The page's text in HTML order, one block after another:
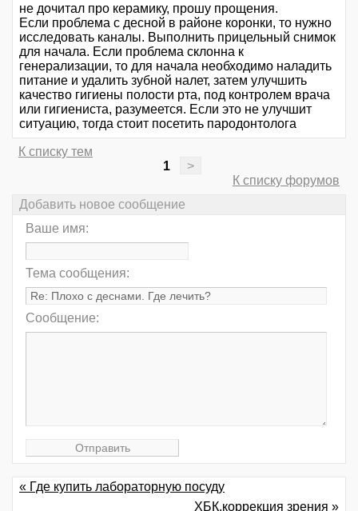
не дочитал про керамику, прошу прощения.
Если проблема с десной в районе коронки, то нужно
исследовать каналы. Выполнить прицельный снимок
для начала. Если проблема склонна к
генерализации, то для начала необходимо наладить
питание и удалить зубной налет, затем улучшить
качество гигиены полости рта, под контролем врача
или гигиениста, разумеется. Если это не улучшит
ситуацию, тогда стоит посетить пародонтолога
К списку тем
1
>
К списку форумов
Добавить новое сообщение
Ваше имя:
Тема сообщения:
Сообщение:
« Где купить лабораторную посуду
ХБК.коррекция зрения »